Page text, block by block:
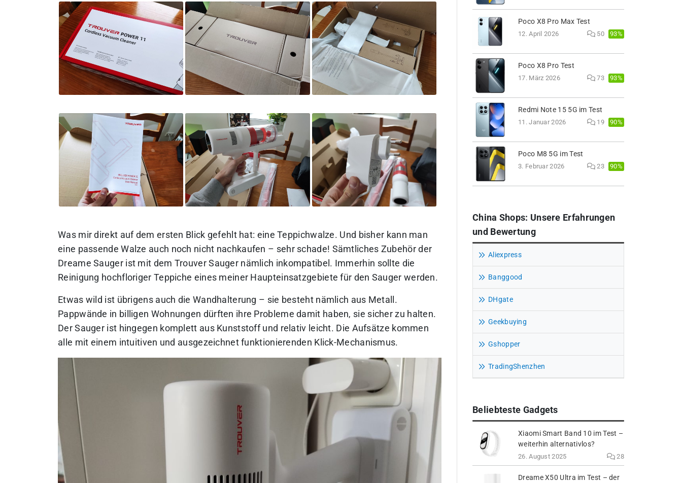
Was mir direkt auf dem ersten Blick gefehlt hat: eine Teppichwalze. Und bisher kann man
eine passende Walze auch noch nicht nachkaufen – sehr schade! Sämtliches Zubehör der
Dreame Sauger ist mit dem Trouver Sauger nämlich inkompatibel. Immerhin sollte die
Reinigung hochfloriger Teppiche eines meiner Haupteinsatzgebiete für den Sauger werden.
Etwas wild ist übrigens auch die Wandhalterung – sie besteht nämlich aus Metall.
Pappwände in billigen Wohnungen dürften ihre Probleme damit haben, sie sicher zu halten.
Der Sauger ist hingegen komplett aus Kunststoff und relativ leicht. Die Aufsätze kommen
alle mit einem intuitiven und ausgezeichnet funktionierenden Klick-Mechanismus.
Poco X8 Pro Max Test
12. April 2026 50 93%
Poco X8 Pro Test
17. März 2026 73 93%
Redmi Note 15 5G im Test
11. Januar 2026 19 90%
Poco M8 5G im Test
3. Februar 2026 23 90%
China Shops: Unsere Erfahrungen
und Bewertung
Aliexpress
Banggood
DHgate
Geekbuying
Gshopper
TradingShenzhen
Beliebteste Gadgets
Xiaomi Smart Band 10 im Test –
weiterhin alternativlos?
26. August 2025 28
Dreame X50 Ultra im Test – der